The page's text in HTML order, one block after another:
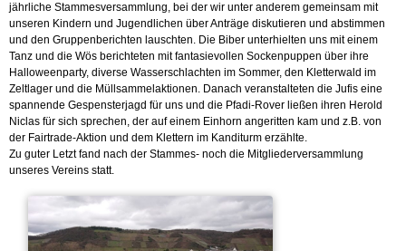
jährliche Stammesversammlung, bei der wir unter anderem gemeinsam mit
unseren Kindern und Jugendlichen über Anträge diskutieren und abstimmen
und den Gruppenberichten lauschten. Die Biber unterhielten uns mit einem
Tanz und die Wös berichteten mit fantasievollen Sockenpuppen über ihre
Halloweenparty, diverse Wasserschlachten im Sommer, den Kletterwald im
Zeltlager und die Müllsammelaktionen. Danach veranstalteten die Jufis eine
spannende Gespensterjagd für uns und die Pfadi-Rover ließen ihren Herold
Niclas für sich sprechen, der auf einem Einhorn angeritten kam und z.B. von
der Fairtrade-Aktion und dem Klettern im Kanditurm erzählte.
Zu guter Letzt fand nach der Stammes- noch die Mitgliederversammlung
unseres Vereins statt.